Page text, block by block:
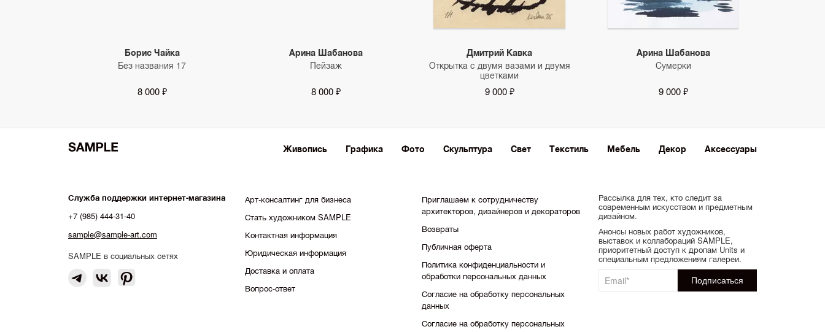
Борис Чайка
Без названия 17
8 000 ₽
Арина Шабанова
Пейзаж
8 000 ₽
Дмитрий Кавка
Открытка с двумя вазами и двумя
цветками
9 000 ₽
Арина Шабанова
Сумерки
9 000 ₽
Живопись Графика Фото Скульптура Свет Текстиль Мебель Декор Аксессуары
Служба поддержки интернет-магазина
+7 (985) 444-31-40
sample@sample-art.com
SAMPLE в социальных сетях
Арт-консалтинг для бизнеса
Стать художником SAMPLE
Контактная информация
Юридическая информация
Доставка и оплата
Вопрос-ответ
Приглашаем к сотрудничеству
архитекторов, дизайнеров и декораторов
Возвраты
Публичная оферта
Политика конфиденциальности и
обработки персональных данных
Согласие на обработку персональных
данных
Согласие на обработку персональных
Рассылка для тех, кто следит за
современным искусством и предметным
дизайном.
Анонсы новых работ художников,
выставок и коллабораций SAMPLE,
приоритетный доступ к дропам Units и
специальным предложениям галереи.